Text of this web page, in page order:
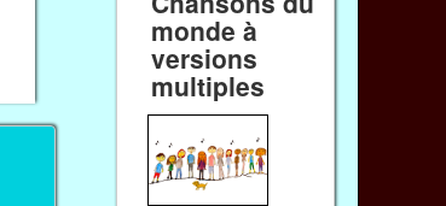
monde à
versions
multiples